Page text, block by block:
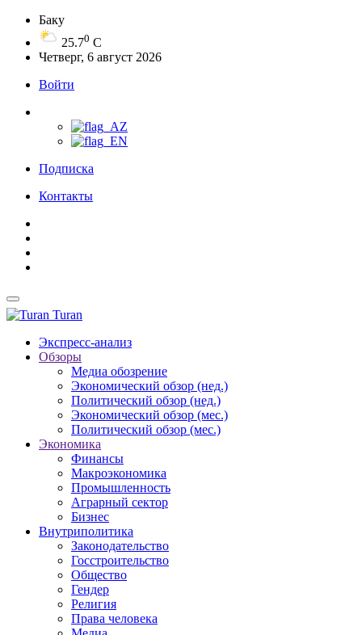
Баку
25.70 C
Четверг, 6 август 2026
Войти
Подписка
Контакты
Turan
Экспресс-анализ
Обзоры
Медиа обозрение
Экономический обзор (нед.)
Политический обзор (нед.)
Экономический обзор (мес.)
Политический обзор (мес.)
Экономика
Финансы
Макроэкономика
Промышленность
Аграрный сектор
Бизнес
Внутриполитика
Законодательство
Госстроительство
Общество
Гендер
Религия
Права человека